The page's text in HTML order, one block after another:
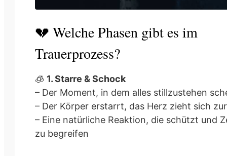
💔 Welche Phasen gibt es im
Trauerprozess?
🧊 1. Starre & Schock
– Der Moment, in dem alles stillzustehen
– Der Körper erstarrt, das Herz zieht sich
– Eine natürliche Reaktion, die schützt und
zu begreifen